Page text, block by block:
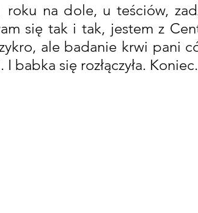
roku na dole, u teściów,
się tak i tak, jestem z
ale badanie krwi pani
I babka się rozłączyła. Koniec.